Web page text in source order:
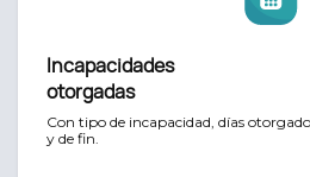
Incapacidades
otorgadas
Con tipo de incapacidad, días
y de fin.